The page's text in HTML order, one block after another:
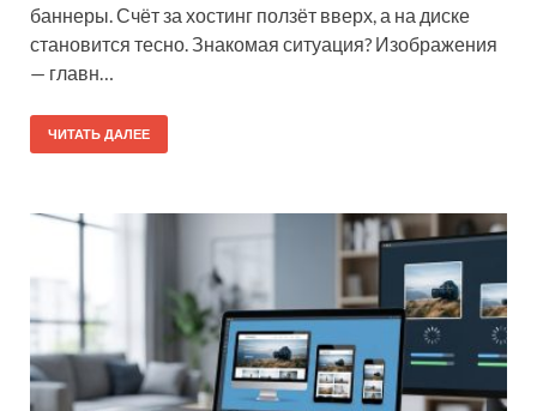
баннеры. Счёт за хостинг ползёт вверх, а на диске
становится тесно. Знакомая ситуация? Изображения
— главн…
ЧИТАТЬ ДАЛЕЕ